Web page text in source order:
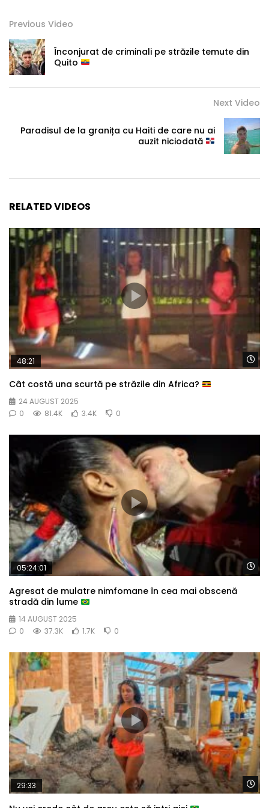
Previous Video
Înconjurat de criminali pe străzile temute din
Quito
Next Video
Paradisul de la granița cu Haiti de care nu ai
auzit niciodată
RELATED VIDEOS
48:21
Cât costă una scurtă pe străzile din Africa?
24 AUGUST 2025
0
81.4K 3.4K 0
05:24:01
Agresat de mulatre nimfomane în cea mai obscenă
stradă din lume
14 AUGUST 2025
0
37.3K 1.7K 0
29:33